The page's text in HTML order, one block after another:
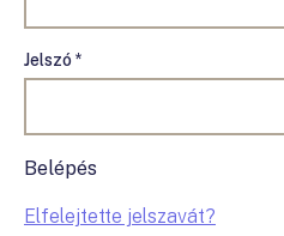
Jelszó *
Belépés
Elfelejtette jelszavát?